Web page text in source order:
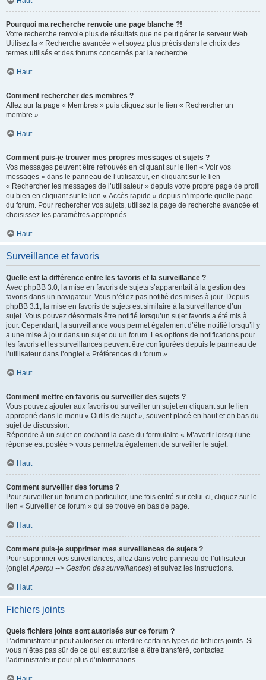
Pourquoi ma recherche renvoie une page blanche ?!
Votre recherche renvoie plus de résultats que ne peut gérer le serveur Web.
Utilisez la « Recherche avancée » et soyez plus précis dans le choix des
termes utilisés et des forums concernés par la recherche.
Haut
Comment rechercher des membres ?
Allez sur la page « Membres » puis cliquez sur le lien « Rechercher un
membre ».
Haut
Comment puis-je trouver mes propres messages et sujets ?
Vos messages peuvent être retrouvés en cliquant sur le lien « Voir vos
messages » dans le panneau de l’utilisateur, en cliquant sur le lien
« Rechercher les messages de l’utilisateur » depuis votre propre page de profil
ou bien en cliquant sur le lien « Accès rapide » depuis n’importe quelle page
du forum. Pour rechercher vos sujets, utilisez la page de recherche avancée et
choisissez les paramètres appropriés.
Haut
Surveillance et favoris
Quelle est la différence entre les favoris et la surveillance ?
Avec phpBB 3.0, la mise en favoris de sujets s’apparentait à la gestion des
favoris dans un navigateur. Vous n’étiez pas notifié des mises à jour. Depuis
phpBB 3.1, la mise en favoris de sujets est similaire à la surveillance d’un
sujet. Vous pouvez désormais être notifié lorsqu’un sujet favoris a été mis à
jour. Cependant, la surveillance vous permet également d’être notifié lorsqu’il y
a une mise à jour dans un sujet ou un forum. Les options de notifications pour
les favoris et les surveillances peuvent être configurées depuis le panneau de
l’utilisateur dans l’onglet « Préférences du forum ».
Haut
Comment mettre en favoris ou surveiller des sujets ?
Vous pouvez ajouter aux favoris ou surveiller un sujet en cliquant sur le lien
approprié dans le menu « Outils de sujet », souvent placé en haut et en bas du
sujet de discussion.
Répondre à un sujet en cochant la case du formulaire « M’avertir lorsqu’une
réponse est postée » vous permettra également de surveiller le sujet.
Haut
Comment surveiller des forums ?
Pour surveiller un forum en particulier, une fois entré sur celui-ci, cliquez sur le
lien « Surveiller ce forum » qui se trouve en bas de page.
Haut
Comment puis-je supprimer mes surveillances de sujets ?
Pour supprimer vos surveillances, allez dans votre panneau de l’utilisateur
(ongletAperçu --> Gestion des surveillances) et suivez les instructions.
Haut
Fichiers joints
Quels fichiers joints sont autorisés sur ce forum ?
L’administrateur peut autoriser ou interdire certains types de fichiers joints. Si
vous n’êtes pas sûr de ce qui est autorisé à être transféré, contactez
l’administrateur pour plus d’informations.